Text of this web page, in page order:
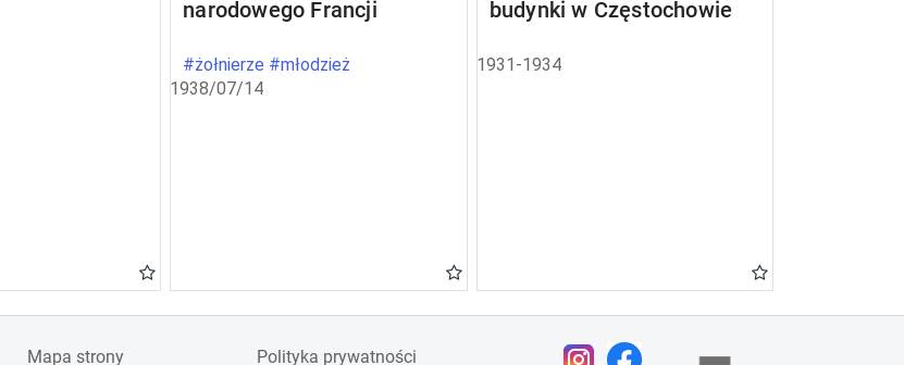
narodowego Francji
#żołnierze #młodzież
1938/07/14
budynki w Częstochowie
1931-1934
Mapa strony Polityka prywatności